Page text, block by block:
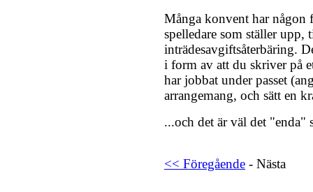
Många konvent har någon
spelledare som ställer
inträdesavgiftsåterbäring.
i form av att du skriver på
har jobbat under passet
arrangemang, och sätt en
...och det är väl det "enda"
<< Föregående - Nästa